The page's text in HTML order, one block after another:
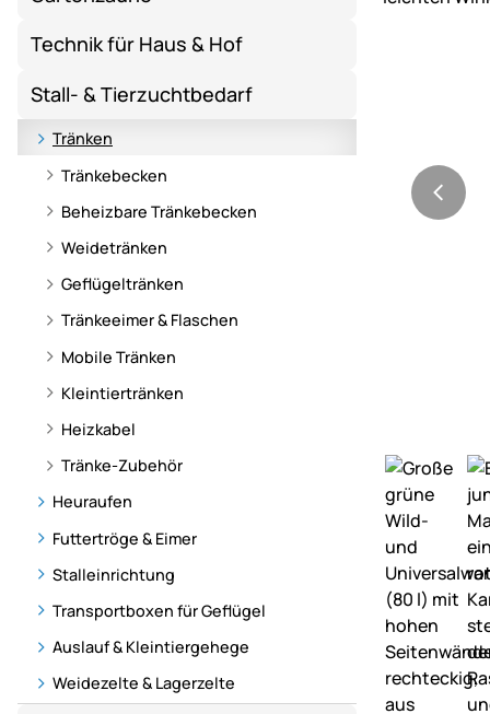
Technik für Haus & Hof
Stall- & Tierzuchtbedarf
Tränken
Tränkebecken
Beheizbare Tränkebecken
Weidetränken
Geflügeltränken
Tränkeeimer & Flaschen
Mobile Tränken
Kleintiertränken
Heizkabel
Tränke-Zubehör
Heuraufen
Futtertröge & Eimer
Stalleinrichtung
Transportboxen für Geflügel
Auslauf & Kleintiergehege
Weidezelte & Lagerzelte